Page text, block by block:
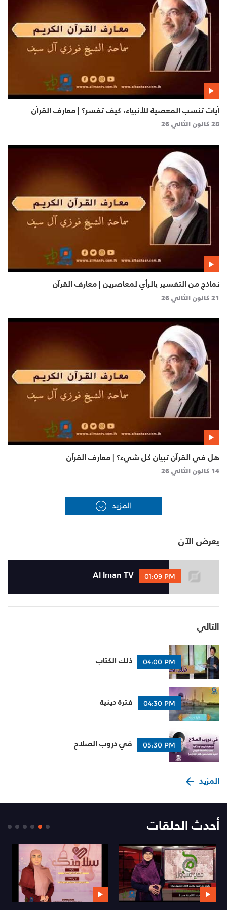
آيات تنسب المعصية للأنبياء، كيف تفسر؟ | معارف القرآن
28 كانون الثاني 26
نماذج من التفسير بالرأي لمعاصرين | معارف القرآن
21 كانون الثاني 26
هل في القرآن تبيان كل شيء؟ | معارف القرآن
14 كانون الثاني 26
يعرض الآن
01:09 PM
Al Iman TV
التالي
04:00 PM ذلك الكتاب
04:30 PM فترة دينية
05:30 PM في دروب الصلاح
المزيد
أحدث الحلقات